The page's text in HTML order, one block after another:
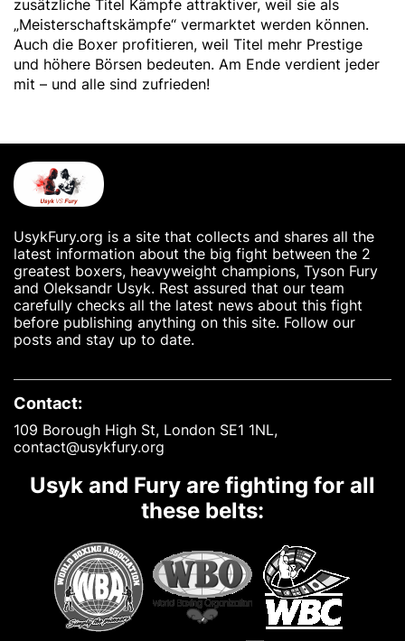
zusätzliche Titel Kämpfe attraktiver, weil sie als
„Meisterschaftskämpfe“ vermarktet werden können.
Auch die Boxer profitieren, weil Titel mehr Prestige
und höhere Börsen bedeuten. Am Ende verdient jeder
mit – und alle sind zufrieden!
UsykFury.org is a site that collects and shares all the
latest information about the big fight between the 2
greatest boxers, heavyweight champions, Tyson Fury
and Oleksandr Usyk. Rest assured that our team
carefully checks all the latest news about this fight
before publishing anything on this site. Follow our
posts and stay up to date.
Contact:
109 Borough High St, London SE1 1NL,
contact@usykfury.org
Usyk and Fury are fighting for all
these belts: